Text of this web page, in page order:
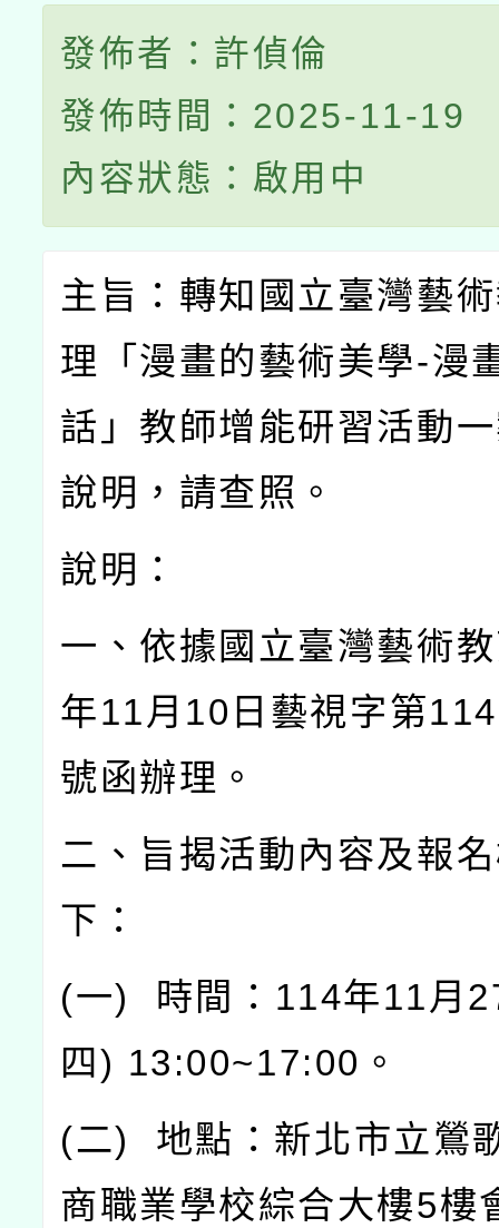
發佈者：許偵倫
發佈時間：2025-11-19
內容狀態：啟用中
主旨：轉知國立臺灣藝
理「漫畫的藝術美學-漫
話」教師增能研習活動
說明，請查照。
說明：
一、依據國立臺灣藝術
年11月 10 日藝視字第
號函辦理。
二、旨揭活動內容及報
下：
(一) 時間： 114年11月
四 ) 13:00~17:00 。
(二) 地點：新北市立鶯
商職業學校綜合大樓5樓